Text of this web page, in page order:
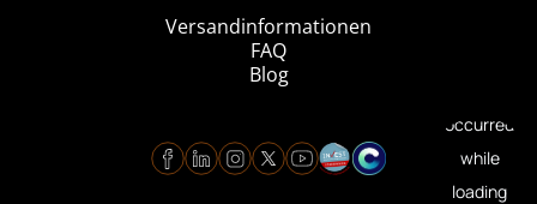
Versandinformationen
FAQ
Blog